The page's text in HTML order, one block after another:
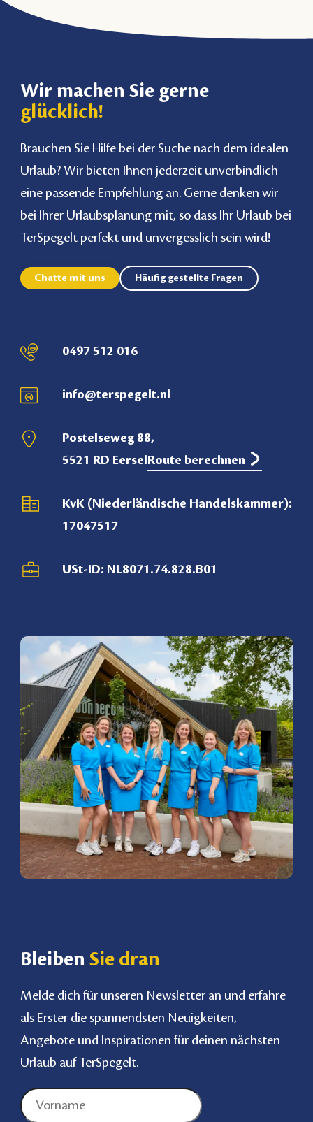
Wir machen Sie gerne
glücklich!
Brauchen Sie Hilfe bei der Suche nach dem idealen
Urlaub? Wir bieten Ihnen jederzeit unverbindlich
eine passende Empfehlung an. Gerne denken wir
bei Ihrer Urlaubsplanung mit, so dass Ihr Urlaub bei
TerSpegelt perfekt und unvergesslich sein wird!
Chatte mit uns Häufig gestellte Fragen
0497 512 016
info@terspegelt.nl
Postelseweg 88,
5521 RD Eersel Route berechnen
KvK (Niederländische Handelskammer):
17047517
USt-ID: NL8071.74.828.B01
BleibenSie dran
Melde dich für unseren Newsletter an und erfahre
als Erster die spannendsten Neuigkeiten,
Angebote und Inspirationen für deinen nächsten
Urlaub auf TerSpegelt.